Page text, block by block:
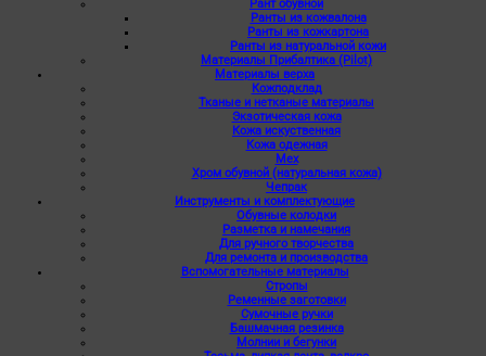
Рант обувной
Ранты из кожвалона
Ранты из кожкартона
Ранты из натуральной кожи
Материалы Прибалтика (Pilot)
Материалы верха
Кожподклад
Тканые и нетканые материалы
Экзотическая кожа
Кожа искуственная
Кожа одежная
Мех
Хром обувной (натуральная кожа)
Чепрак
Инструменты и комплектующие
Обувные колодки
Разметка и намечания
Для ручного творчества
Для ремонта и производства
Вспомогательные материалы
Стропы
Ременные заготовки
Сумочные ручки
Башмачная резинка
Молнии и бегунки